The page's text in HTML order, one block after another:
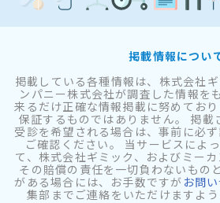
掲載情報につい
掲載している各種情報は、株式会社
ンパニー株式会社が調査した情報を
来るだけ正確な情報掲載に努めてお
保証するものではありません。 掲載
受診を希望される場合は、事前に必
ご確認ください。 当サービスによ
て、株式会社ギミック、およびミー
その賠償の責任を一切負わないもの
がある場合には、お手数ですが お問
集部までご連絡をいただけますよう